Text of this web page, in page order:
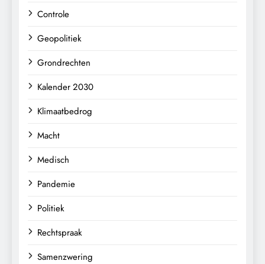
Controle
Geopolitiek
Grondrechten
Kalender 2030
Klimaatbedrog
Macht
Medisch
Pandemie
Politiek
Rechtspraak
Samenzwering